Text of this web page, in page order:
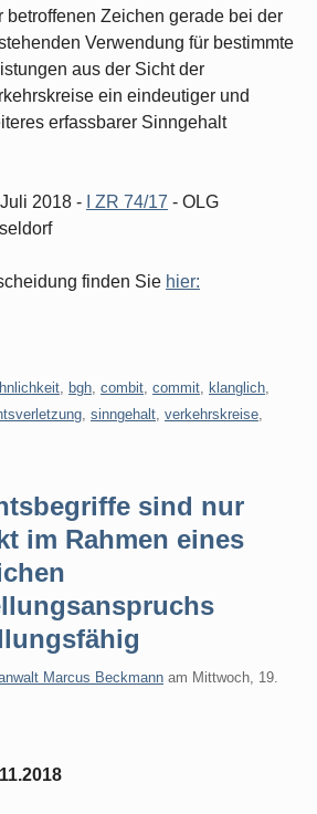
betroffenen Zeichen gerade bei der
Verwendung für bestimmte
aus der Sicht der
ein eindeutiger und
erfassbarer Sinngehalt
2018 - I ZR 74/17 - OLG
finden Sie hier:
bgh combit commit klanglich
sinngehalt verkehrskreise
sind nur
im Rahmen eines
Marcus Beckmann am Mittwoch, 19.